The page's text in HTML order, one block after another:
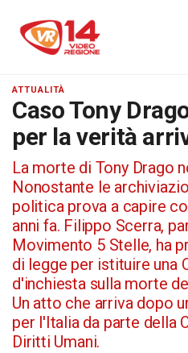
ATTUALITÀ
Caso Tony
per la verità
La morte di Tony Drago
Nonostante le
politica prova a capire
anni fa. Filippo Scerra,
Movimento 5 Stelle, ha
di legge per istituire una
d'inchiesta sulla morte
Un atto che arriva dopo
per l'Italia da parte della
Diritti Umani.